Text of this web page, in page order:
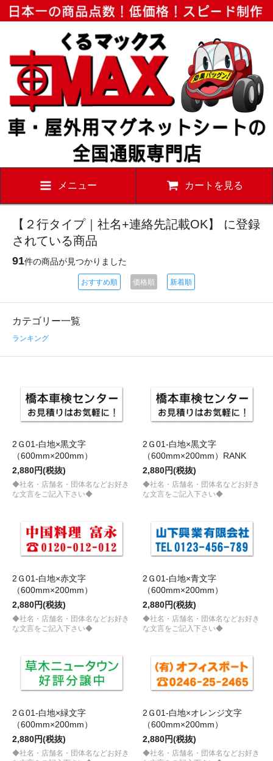
メニュー カートを見る
【２行タイプ｜社名+連絡先記載OK】 に登録
されている商品
91件の商品が見つかりました
おすすめ順 価格順 新着順
カテゴリー一覧
ランキング
2Ｇ01-白地×黒文字
（600mm×200mm）
2,880円(税抜)
◆社名・店舗名・団体名などお好き
な文言をご記入下さい◆
2Ｇ01-白地×黒文字
（600mm×200mm）RANK
2,880円(税抜)
◆社名・店舗名・団体名などお好き
な文言をご記入下さい◆
2Ｇ01-白地×赤文字
（600mm×200mm）
2,880円(税抜)
◆社名・店舗名・団体名などお好き
な文言をご記入下さい◆
2Ｇ01-白地×青文字
（600mm×200mm）
2,880円(税抜)
◆社名・店舗名・団体名などお好き
な文言をご記入下さい◆
2Ｇ01-白地×緑文字
（600mm×200mm）
2,880円(税抜)
◆社名・店舗名・団体名などお好き
2Ｇ01-白地×オレンジ文字
（600mm×200mm）
2,880円(税抜)
◆社名・店舗名・団体名などお好き